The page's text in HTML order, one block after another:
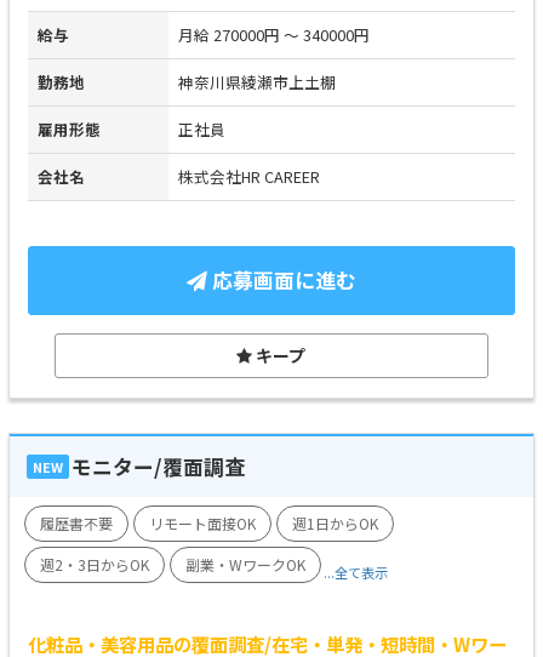
給与 月給 270000円 ～ 340000円
勤務地 神奈川県綾瀬市上土棚
雇用形態 正社員
会社名 株式会社HR CAREER
応募画面に進む
キープ
NEW モニター/覆面調査
履歴書不要 リモート面接OK
週1日からOK
週2・3日からOK
副業・WワークOK ...全て表示
化粧品・美容用品の覆面調査/在宅・単発・短時間・Wワー